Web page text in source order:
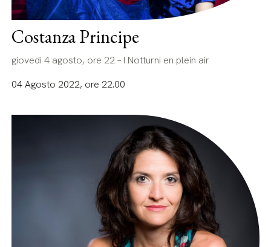
Costanza Principe
giovedì 4 agosto, ore 22 – I Notturni en plein air
04 Agosto 2022, ore 22.00